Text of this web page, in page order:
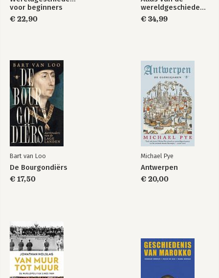
voor beginners
€ 22,90
wereldgeschiedenis
€ 34,99
Bart van Loo
De Bourgondiërs
€ 17,50
Michael Pye
Antwerpen
€ 20,00